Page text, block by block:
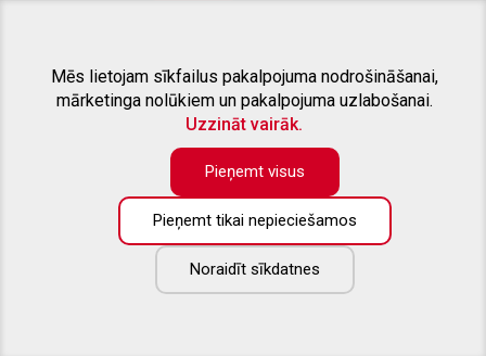
SAISTĪTIE PROJEKTI
Preču katalogā pieejama tikai daļa no piedāvāto preču apjoma. Ja
nesanāk atrast interesējošo aprīkojumu savam pikapam - droši
zvaniet, vai rakstiet uz e-pastu. Labprāt sniegsim konsultāciju un
izveidosim Jūsu vēlmēm atbilstošu individuālu piedāvājumu.
Mēs lietojam sīkfailus pakalpojuma nodrošināšanai,
mārketinga nolūkiem un pakalpojuma uzlabošanai.
Uzzināt vairāk.
Pieņemt visus
Pieņemt tikai nepieciešamos
Noraidīt sīkdatnes